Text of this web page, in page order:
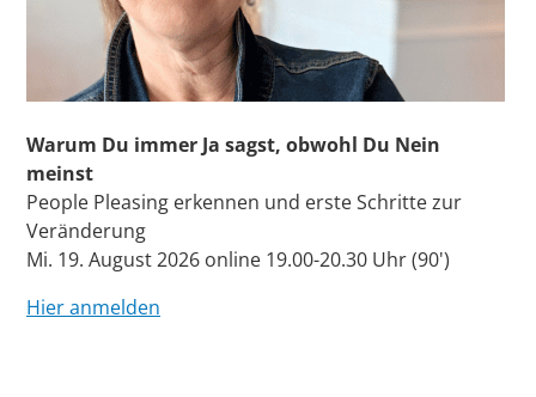
Warum Du immer Ja sagst, obwohl Du Nein
meinst
People Pleasing erkennen und erste Schritte zur
Veränderung
Mi. 19. August 2026 online 19.00-20.30 Uhr (90')
Hier anmelden